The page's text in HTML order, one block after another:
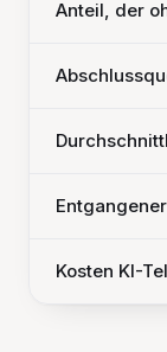
Anteil, der
Kosten KI-